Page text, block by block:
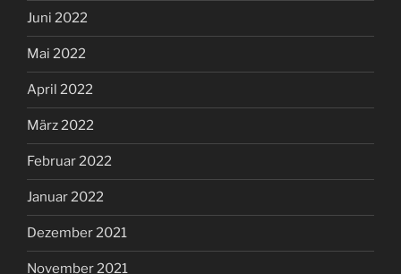
Juni 2022
Mai 2022
April 2022
März 2022
Februar 2022
Januar 2022
Dezember 2021
November 2021